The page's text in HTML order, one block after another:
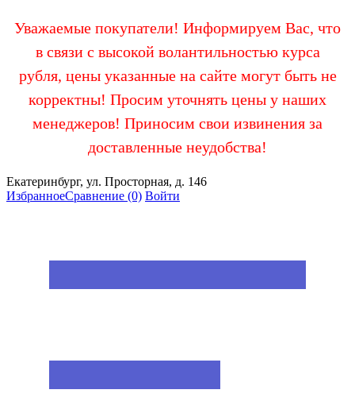
Уважаемые покупатели! Информируем Вас, что
в связи с высокой волантильностью курса
рубля, цены указанные на сайте могут быть не
корректны! Просим уточнять цены у наших
менеджеров! Приносим свои извинения за
доставленные неудобства!
Екатеринбург, ул. Просторная, д. 146
ИзбранноеСравнение (0) Войти